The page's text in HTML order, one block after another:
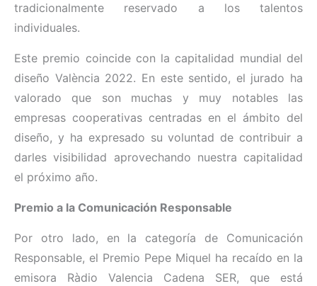
tradicionalmente reservado a los talentos
individuales.
Este premio coincide con la capitalidad mundial del
diseño València 2022. En este sentido, el jurado ha
valorado que son muchas y muy notables las
empresas cooperativas centradas en el ámbito del
diseño, y ha expresado su voluntad de contribuir a
darles visibilidad aprovechando nuestra capitalidad
el próximo año.
Premio a la Comunicación Responsable
Por otro lado, en la categoría de Comunicación
Responsable, el Premio Pepe Miquel ha recaído en la
emisora Ràdio Valencia Cadena SER, que está